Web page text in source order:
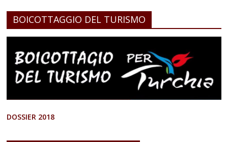
BOICOTTAGGIO DEL TURISMO
DOSSIER 2018